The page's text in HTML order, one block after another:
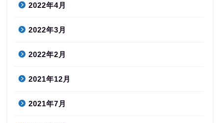
2022年4月
2022年3月
2022年2月
2021年12月
2021年7月